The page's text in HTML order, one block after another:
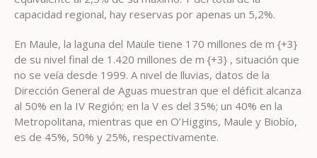
capacidad regional, hay reservas por apenas un 5,2%.
En Maule, la laguna del Maule tiene 170 millones de m {+3}
de su nivel final de 1.420 millones de m {+3} , situación que
no se veía desde 1999. A nivel de lluvias, datos de la
Dirección General de Aguas muestran que el déficit alcanza
al 50% en la IV Región; en la V es del 35%; un 40% en la
Metropolitana, mientras que en O’Higgins, Maule y Biobío,
es de 45%, 50% y 25%, respectivamente.